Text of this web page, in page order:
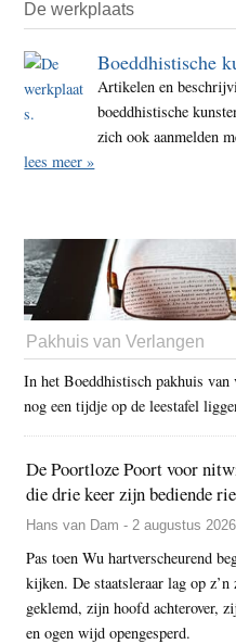
De werkplaats
Boeddhistische
Artikelen en
boeddhistische
zich ook aanmelden
lees meer »
Pakhuis van Verlangen
In het Boeddhistisch pakhuis
nog een tijdje op de leestafel
De Poortloze Poort voor
die drie keer zijn bediende
Hans van Dam - 2 augustus 2026
Pas toen Wu hartverscheurend
kijken. De staatsleraar lag op
geklemd, zijn hoofd achterover,
en ogen wijd opengesperd.